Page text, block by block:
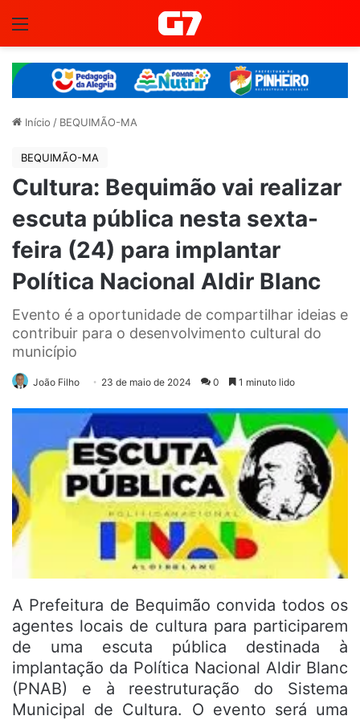
Início / BEQUIMÃO-MA
BEQUIMÃO-MA
Cultura: Bequimão vai realizar
escuta pública nesta sexta-
feira (24) para implantar
Política Nacional Aldir Blanc
Evento é a oportunidade de compartilhar ideias e
contribuir para o desenvolvimento cultural do
município
João Filho 23 de maio de 2024 0 1 minuto lido
A Prefeitura de Bequimão convida todos os
agentes locais de cultura para participarem
de uma escuta pública destinada à
implantação da Política Nacional Aldir Blanc
(PNAB) e à reestruturação do Sistema
Municipal de Cultura. O evento será uma